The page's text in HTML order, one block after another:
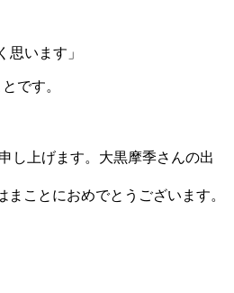
います」
です。
し上げます。大黒摩季さんの出
ことにおめでとうございます。